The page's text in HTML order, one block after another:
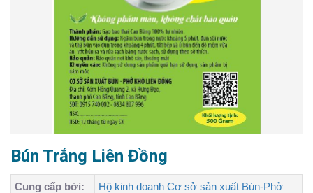
Bún Trắng Liên Đồng
Cung cấp bởi:
Hộ kinh doanh Cơ sở sản xuất Bún-Phở